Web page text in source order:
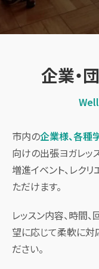
企業・
市内の企業様、各種
向けの出張ヨガレッ
増進イベント、レク
ただけます。
レッスン内容、時間、
望に応じて柔軟に対
ださい。